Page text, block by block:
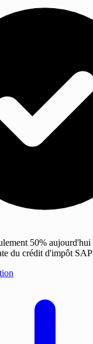
50% aujourd'hui
du crédit d'impôt SAP